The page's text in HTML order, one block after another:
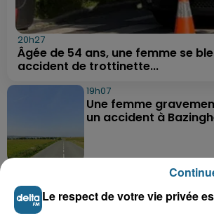
20h27
Âgée de 54 ans, une femme se
accident de trottinette...
19h07
Une femme
un accident à
rassemblement pour
Le respect de votre vie privée